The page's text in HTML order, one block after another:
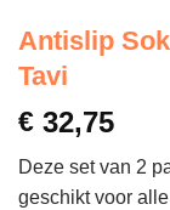
Antislip
Tavi
€ 32,75
Deze set van 2
geschikt voor